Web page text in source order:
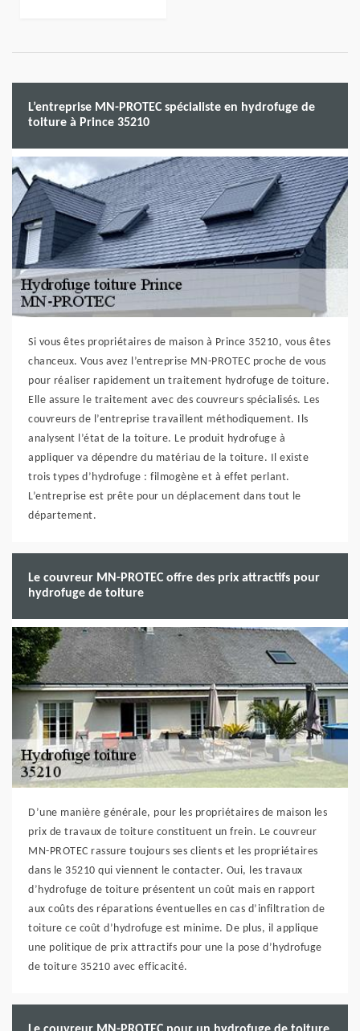
L’entreprise MN-PROTEC spécialiste en hydrofuge de
toiture à Prince 35210
Si vous êtes propriétaires de maison à Prince 35210, vous êtes
chanceux. Vous avez l’entreprise MN-PROTEC proche de vous
pour réaliser rapidement un traitement hydrofuge de toiture.
Elle assure le traitement avec des couvreurs spécialisés. Les
couvreurs de l’entreprise travaillent méthodiquement. Ils
analysent l’état de la toiture. Le produit hydrofuge à
appliquer va dépendre du matériau de la toiture. Il existe
trois types d’hydrofuge : filmogène et à effet perlant.
L’entreprise est prête pour un déplacement dans tout le
département.
Le couvreur MN-PROTEC offre des prix attractifs pour
hydrofuge de toiture
D’une manière générale, pour les propriétaires de maison les
prix de travaux de toiture constituent un frein. Le couvreur
MN-PROTEC rassure toujours ses clients et les propriétaires
dans le 35210 qui viennent le contacter. Oui, les travaux
d’hydrofuge de toiture présentent un coût mais en rapport
aux coûts des réparations éventuelles en cas d’infiltration de
toiture ce coût d’hydrofuge est minime. De plus, il applique
une politique de prix attractifs pour une la pose d’hydrofuge
de toiture 35210 avec efficacité.